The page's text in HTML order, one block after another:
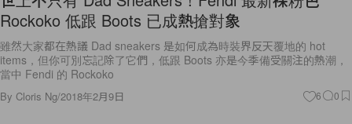
Rockoko 低跟 Boots 已成熱搶對象
雖然大家都在熱議 Dad sneakers 是如何成為時裝界反天覆地的 hot
items，但你可別忘記除了它們，低跟 Boots 亦是今季備受關注的熱潮，
當中 Fendi 的 Rockoko
By Cloris Ng/2018年2月9日 6 0